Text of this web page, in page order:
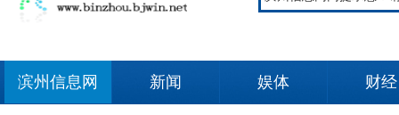
滨州信息网 新闻 娱体 财经